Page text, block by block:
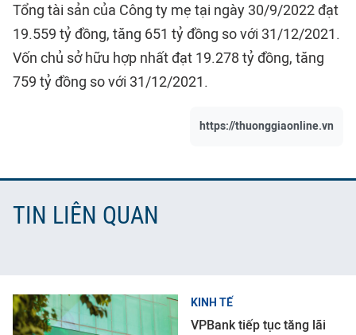
Tổng tài sản của Công ty mẹ tại ngày 30/9/2022 đạt
19.559 tỷ đồng, tăng 651 tỷ đồng so với 31/12/2021.
Vốn chủ sở hữu hợp nhất đạt 19.278 tỷ đồng, tăng
759 tỷ đồng so với 31/12/2021.
https://thuonggiaonline.vn
TIN LIÊN QUAN
KINH TẾ
VPBank tiếp tục tăng lãi